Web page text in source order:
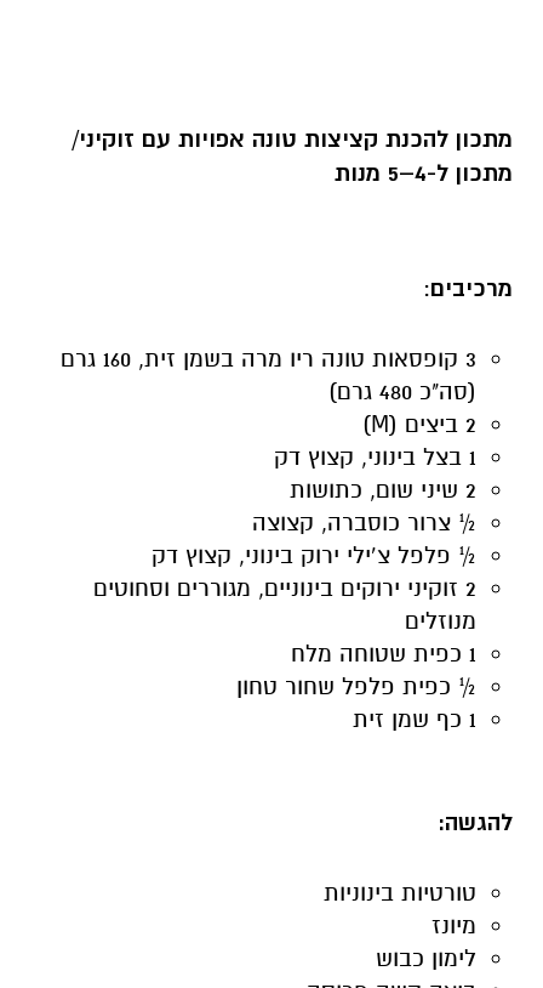
מתכון להכנת קציצות טונה אפויות עם זוקיני/
מתכון ל-4–5 מנות
מרכיבים:
3 קופסאות טונה ריו מרה בשמן זית, 160 גרם
(סה"כ 480 גרם)
2 ביצים (M)
1 בצל בינוני, קצוץ דק
2 שיני שום, כתושות
½ צרור כוסברה, קצוצה
½ פלפל צ’ילי ירוק בינוני, קצוץ דק
2 זוקיני ירוקים בינוניים, מגוררים וסחוטים
מנוזלים
1 כפית שטוחה מלח
½ כפית פלפל שחור טחון
1 כף שמן זית
להגשה:
טורטיות בינוניות
מיונז
לימון כבוש